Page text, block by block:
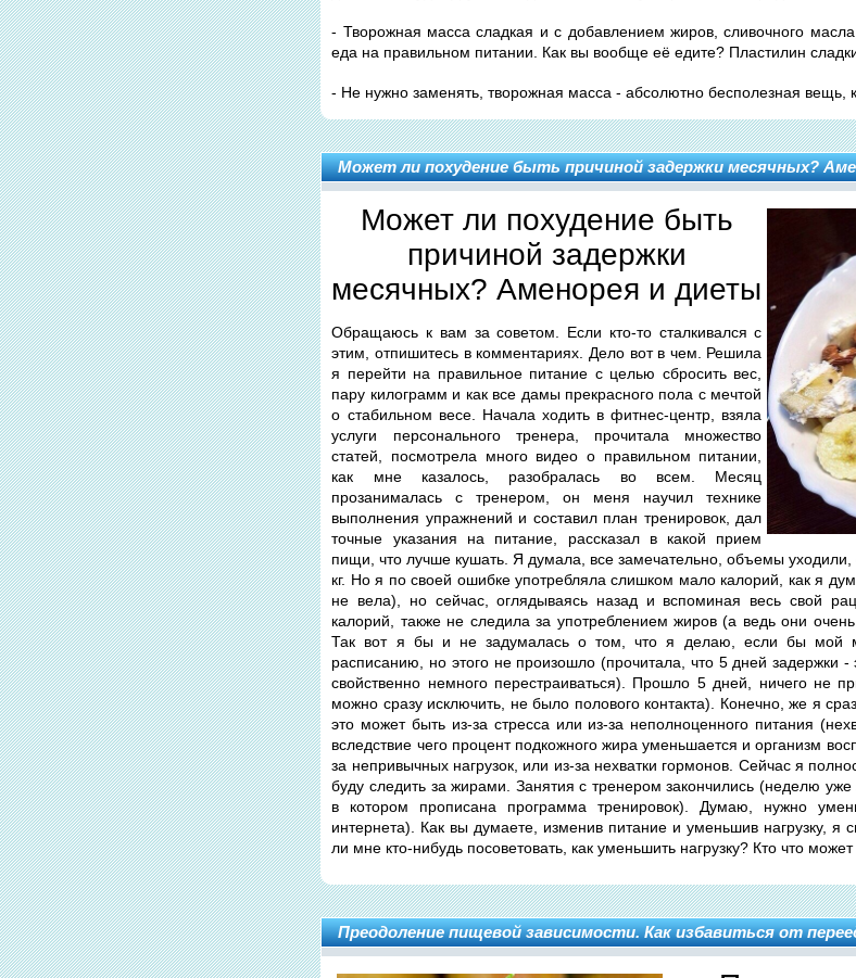
- Творожная масса сладкая и с добавлением жиров, сливочного
еда на правильном питании. Как вы вообще её едите? Пластилин
- Не нужно заменять, творожная масса - абсолютно бесполезная вещь,
Может ли похудение быть причиной задержки месячных?
Может ли похудение быть
причиной задержки
месячных? Аменорея и диеты
Обращаюсь к вам за советом. Если кто-то сталкивался с
этим, отпишитесь в комментариях. Дело вот в чем. Решила
я перейти на правильное питание с целью сбросить вес,
пару килограмм и как все дамы прекрасного пола с мечтой
о стабильном весе. Начала ходить в фитнес-центр, взяла
услуги персонального тренера, прочитала множество
статей, посмотрела много видео о правильном питании,
как мне казалось, разобралась во всем. Месяц
прозанималась с тренером, он меня научил технике
выполнения упражнений и составил план тренировок, дал
точные указания на питание, рассказал в какой прием
пищи, что лучше кушать. Я думала, все замечательно, объемы уходили,
кг. Но я по своей ошибке употребляла слишком мало калорий, как я
не вела), но сейчас, оглядываясь назад и вспоминая весь свой
калорий, также не следила за употреблением жиров (а ведь они
Так вот я бы и не задумалась о том, что я делаю, если бы мой
расписанию, но этого не произошло (прочитала, что 5 дней задержки -
свойственно немного перестраиваться). Прошло 5 дней, ничего не
можно сразу исключить, не было полового контакта). Конечно, же я
это может быть из-за стресса или из-за неполноценного питания
вследствие чего процент подкожного жира уменьшается и организм
за непривычных нагрузок, или из-за нехватки гормонов. Сейчас я
буду следить за жирами. Занятия с тренером закончились (неделю
в котором прописана программа тренировок). Думаю, нужно
интернета). Как вы думаете, изменив питание и уменьшив нагрузку, я
ли мне кто-нибудь посоветовать, как уменьшить нагрузку? Кто что
Преодоление пищевой зависимости. Как избавиться от